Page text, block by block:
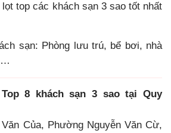
top các khách sạn 3 sao tốt nhất
sạn: Phòng lưu trú, bể bơi, nhà
…
8 khách sạn 3 sao tại Quy
Của, Phường Nguyễn Văn Cừ,